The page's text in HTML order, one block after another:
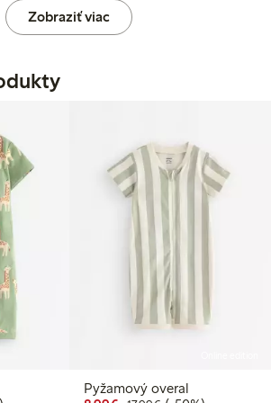
Zobraziť viac
Pyžamový overal